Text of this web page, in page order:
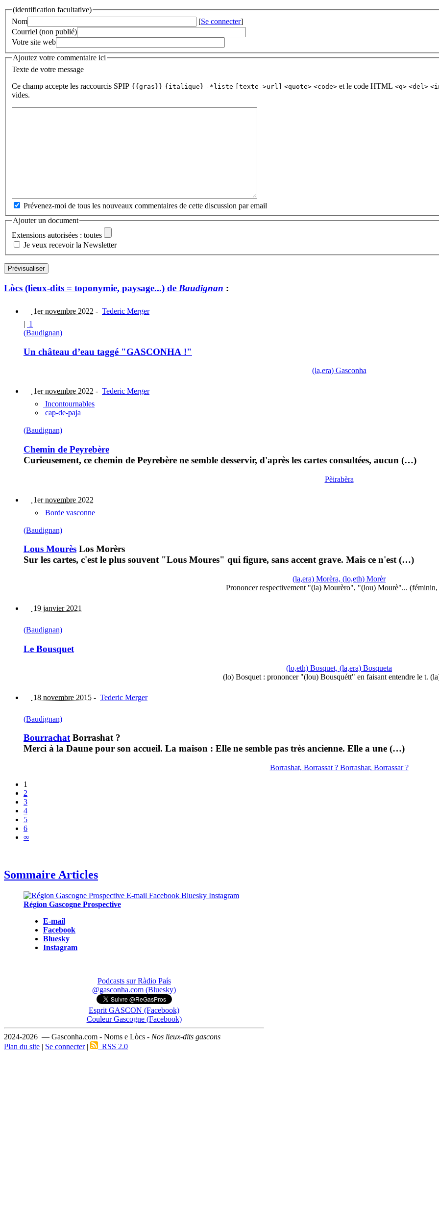
(identification facultative)
Nom
[Se connecter]
Courriel (non publié)
Votre site web
Ajoutez votre commentaire ici
Texte de votre message
Ce champ accepte les raccourcis SPIP {{gras}} {italique} -*liste [texte->url] <quote> <code> et le code HTML <q> <del>
vides.
Prévenez-moi de tous les nouveaux commentaires de cette discussion par email
Ajouter un document
Extensions autorisées : toutes
Je veux recevoir la Newsletter
Lòcs (lieux-dits = toponymie, paysage...) de Baudignan :
1er novembre 2022 - Tederic Merger
| 1
(Baudignan)
Un château d’eau taggé "GASCONHA !"
(la,era) Gasconha
1er novembre 2022 - Tederic Merger
Incontournables
cap-de-paja
(Baudignan)
Chemin de Peyrebère
Curieusement, ce chemin de Peyrebère ne semble desservir, d'après les cartes consultées, aucun (…)
Pèirabèra
1er novembre 2022
Borde vasconne
(Baudignan)
Lous Mourès Los Morèrs
Sur les cartes, c'est le plus souvent "Lous Moures" qui figure, sans accent grave. Mais ce n'est (…)
(la,era) Morèra, (lo,eth) Morèr
Prononcer respectivement "(la) Mourèro", "(lou) Mourè"...
19 janvier 2021
(Baudignan)
Le Bousquet
(lo,eth) Bosquet, (la,era) Bosqueta
(lo) Bosquet : prononcer "(lou) Bousquétt" en faisant entendre le t.
18 novembre 2015 - Tederic Merger
(Baudignan)
BourrachatBorrashat ?
Merci à la Daune pour son accueil. La maison : Elle ne semble pas très ancienne. Elle a une (…)
Borrashat, Borrassat ? Borrashar, Borrassar ?
1
2
3
4
5
6
∞
Sommaire Articles
Région Gascogne Prospective
E-mail
Facebook
Bluesky
Instagram
Podcasts sur Ràdio País
@gasconha.com (Bluesky)
Esprit GASCON (Facebook)
Couleur Gascogne (Facebook)
2024-2026 — Gasconha.com - Noms e Lòcs - Nos lieux-dits gascons
Plan du site | Se connecter| RSS 2.0